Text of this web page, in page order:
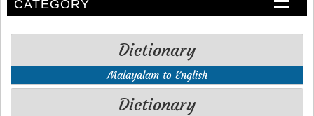
CATEGORY
Dictionary
Malayalam to English
Dictionary